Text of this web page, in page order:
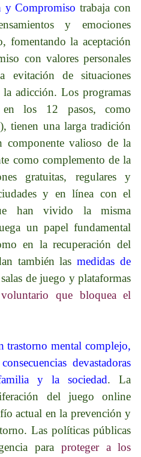
y Compromiso trabaja con
y emociones
fomentando la aceptación
con valores personales
evitación de situaciones
la adicción. Los programas
en los 12 pasos, como
tienen una larga tradición
componente valioso de la
como complemento de la
gratuitas, regulares y
y en línea con el
han vivido la misma
un papel fundamental
en la recuperación del
también lasmedidas de
de juego y plataformas
que bloquea el
trastorno mental complejo,
devastadoras
y la sociedad. La
del juego online
actual en la prevención y
Las políticas públicas
para proteger a los